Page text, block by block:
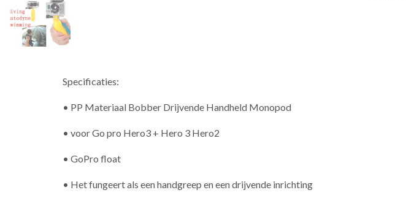
Specificaties:
• PP Materiaal Bobber Drijvende Handheld Monopod
• voor Go pro Hero3 + Hero 3 Hero2
• GoPro float
• Het fungeert als een handgreep en een drijvende inrichting